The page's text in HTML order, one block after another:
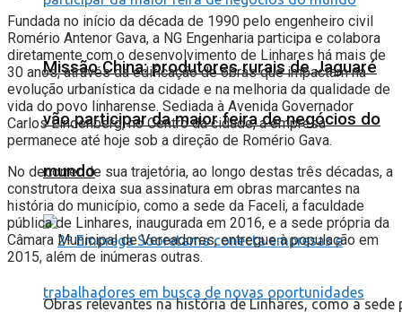
Missão China: produtores rurais de Jaguaré
vão participar da maior feira de negócios do
mundo
Fundada no início da década de 1990 pelo engenheiro civil
Romério Antenor Gava, a NG Engenharia participa e colabora
diretamente com o desenvolvimento de Linhares há mais de
30 anos, através da edificação de obras que impactam na
evolução urbanística da cidade e na melhoria da qualidade de
vida do povo linharense. Sediada à Avenida Governador
Carlos Lindenberg, no Centro da cidade, a empresa
permanece até hoje sob a direção de Romério Gava.
No decorrer de sua trajetória, ao longo destas três décadas, a
construtora deixa sua assinatura em obras marcantes na
história do município, como a sede da Faceli, a faculdade
pública de Linhares, inaugurada em 2016, e a sede própria da
Câmara Municipal de Vereadores, entregue à população em
2015, além de inúmeras outras.
Obras relevantes na história de Linhares, como a